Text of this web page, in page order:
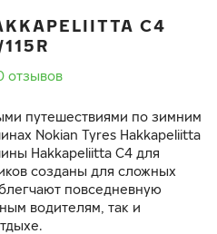
C4
отзывов
путешествиями по зимним
Nokian Tyres Hakkapeliitta
Hakkapeliitta C4 для
созданы для сложных
повседневную
водителям, так и